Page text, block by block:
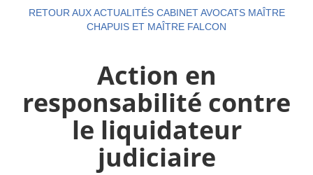
RETOUR AUX ACTUALITÉS CABINET AVOCATS MAÎTRE
CHAPUIS ET MAÎTRE FALCON
Action en
responsabilité contre
le liquidateur
judiciaire